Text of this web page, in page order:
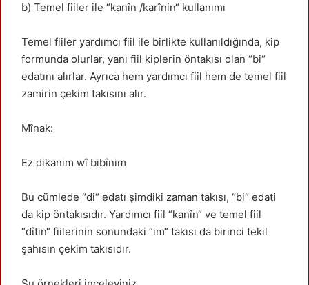
b) Temel fiiler ile “kanîn /karînin“ kullanımı
Temel fiiler yardımcı fiil ile birlikte kullanıldığında, kip
formunda olurlar, yanı fiil kiplerin öntakısı olan “bi“
edatını alırlar. Ayrıca hem yardımcı fiil hem de temel fiil
zamirin çekim takısını alır.
Mînak:
Ez dikanim wî bibînim
Bu cümlede “di“ edatı şimdiki zaman takısı, “bi“ edati
da kip öntakısıdır. Yardımcı fiil “kanîn“ ve temel fiil
“dîtin“ fiilerinin sonundaki “im“ takısı da birinci tekil
şahısın çekim takısıdır.